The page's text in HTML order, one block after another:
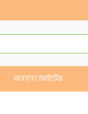
অন্যান্য আইটেম